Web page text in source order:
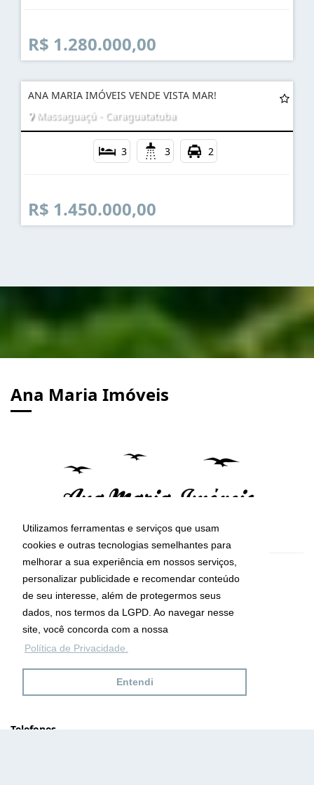
Utilizamos ferramentas e serviços que usam
cookies e outras tecnologias semelhantes para
melhorar a sua experiência em nossos serviços,
personalizar publicidade e recomendar conteúdo
de seu interesse, além de protegermos seus
dados, nos termos da LGPD. Ao navegar nesse
site, você concorda com a nossa
Política de Privacidade.
Entendi
R$ 1.280.000,00
ANA MARIA IMÓVEIS VENDE VISTA MAR!
Massaguaçú - Caraguatatuba
3 3 2
R$ 1.450.000,00
Ana Maria Imóveis
CRECI: 29755-J
Informações de Contato
Ana Maria Imóveis
Av. Maria de Lourdes da Silva Kfouri, Nº7
CEP: 11667-000
Telefones